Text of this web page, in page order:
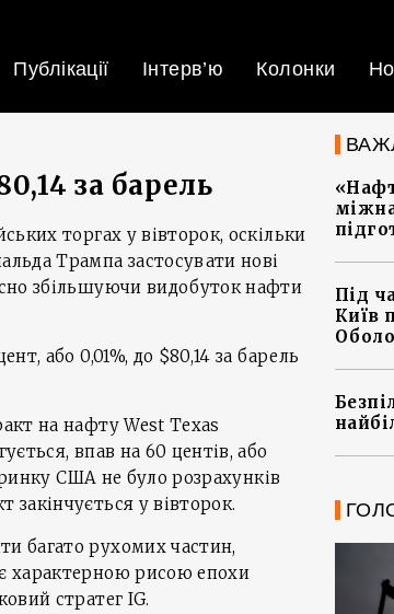
Публікації Інтерв’ю Колонки
за барель
торгах у вівторок, оскільки
Трампа застосувати нові
збільшуючи видобуток нафти
або 0,01%, до $80,14 за барель
на нафту West Texas
впав на 60 центів, або
США не було розрахунків
у вівторок.
багато рухомих частин,
характерною рисою епохи
стратег IG.
Під
Київ